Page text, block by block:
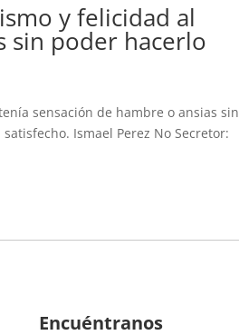
y felicidad al
sin poder hacerlo
sensación de hambre o ansias sin
Ismael Perez No Secretor:
Encuéntranos